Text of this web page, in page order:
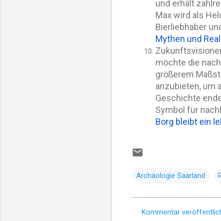
und erhält
Max wird als
Bierliebhaber
Mythen und
möchte die
größerem
anzubieten, um
Geschichte
Symbol für
Borg bleibt ein
Archäologie Saarland
Kommentar